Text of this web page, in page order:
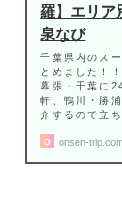
羅】エリア
泉なび
千葉県内のス
とめました！
幕張・千葉に
軒、鴨川・勝
介するので立
onsen-